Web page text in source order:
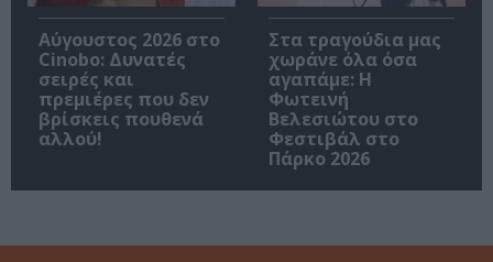
Αύγουστος 2026 στο
Cinobo: Δυνατές
σειρές και
πρεμιέρες που δεν
βρίσκεις πουθενά
αλλού!
Στα τραγούδια μας
χωράνε όλα όσα
αγαπάμε: Η
Φωτεινή
Βελεσιώτου στο
Φεστιβάλ στο
Πάρκο 2026